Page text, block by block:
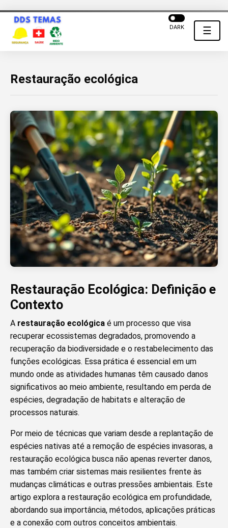
☰
DARK
Restauração ecológica
Restauração Ecológica: Definição e
Contexto
A restauração ecológica é um processo que visa
recuperar ecossistemas degradados, promovendo a
recuperação da biodiversidade e o restabelecimento das
funções ecológicas. Essa prática é essencial em um
mundo onde as atividades humanas têm causado danos
significativos ao meio ambiente, resultando em perda de
espécies, degradação de habitats e alteração de
processos naturais.
Por meio de técnicas que variam desde a replantação de
espécies nativas até a remoção de espécies invasoras, a
restauração ecológica busca não apenas reverter danos,
mas também criar sistemas mais resilientes frente às
mudanças climáticas e outras pressões ambientais. Este
artigo explora a restauração ecológica em profundidade,
abordando sua importância, métodos, aplicações práticas
e a conexão com outros conceitos ambientais.